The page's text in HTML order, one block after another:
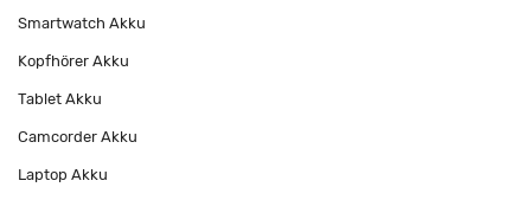
Smartwatch Akku
Kopfhörer Akku
Tablet Akku
Camcorder Akku
Laptop Akku